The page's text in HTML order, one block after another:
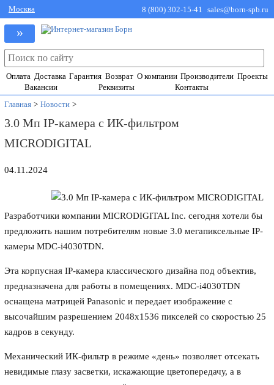
Москва 8 (800) 302-15-41 sales@born-spb.ru
»
Оплата Доставка Гарантия Возврат О компании Производители Проекты
Вакансии
Реквизиты
Контакты
Главная > Новости >
3.0 Мп IP-камера с ИК-фильтром
MICRODIGITAL
04.11.2024
Разработчики компании MICRODIGITAL Inc. сегодня хотели бы
предложить нашим потребителям новые 3.0 мегапиксельные IP-
камеры MDC-i4030TDN.
Эта корпусная IP-камера классического дизайна под объектив,
предназначена для работы в помещениях. MDC-i4030TDN
оснащена матрицей Panasonic и передает изображение с
высочайшим разрешением 2048х1536 пикселей со скоростью 25
кадров в секунду.
Механический ИК-фильтр в режиме «день» позволяет отсекать
невидимые глазу засветки, искажающие цветопередачу, а в